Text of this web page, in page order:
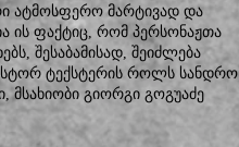
ატმოსფერო მარტივად და
ის ფაქტიც, რომ პერსონაჟთა
შესაბამისად, შეიძლება
ტექსტერის როლს სანდრო
მსახიობი გიორგი გოგუაძე